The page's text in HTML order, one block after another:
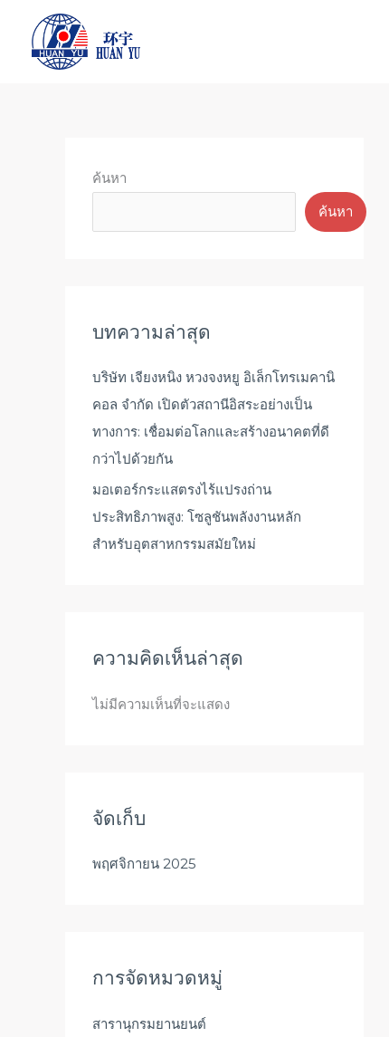
ค้นหา
ค้นหา
บทความล่าสุด
บริษัท เจียงหนิง หวงจงหยู อิเล็กโทรเมคานิ
คอล จำกัด เปิดตัวสถานีอิสระอย่างเป็น
ทางการ: เชื่อมต่อโลกและสร้างอนาคตที่ดี
กว่าไปด้วยกัน
มอเตอร์กระแสตรงไร้แปรงถ่าน
ประสิทธิภาพสูง: โซลูชันพลังงานหลัก
สำหรับอุตสาหกรรมสมัยใหม่
ความคิดเห็นล่าสุด
ไม่มีความเห็นที่จะแสดง
จัดเก็บ
พฤศจิกายน 2025
การจัดหมวดหมู่
สารานุกรมยานยนต์